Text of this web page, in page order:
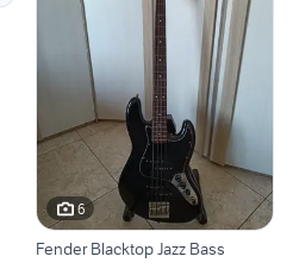
6
Fender Blacktop Jazz Bass